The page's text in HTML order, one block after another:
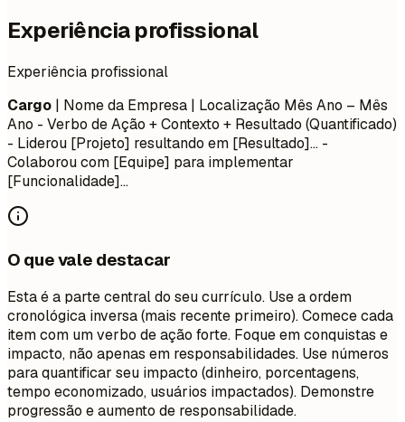
Experiência profissional
Experiência profissional
Cargo | Nome da Empresa | Localização Mês Ano – Mês
Ano - Verbo de Ação + Contexto + Resultado (Quantificado)
- Liderou [Projeto] resultando em [Resultado]... -
Colaborou com [Equipe] para implementar
[Funcionalidade]...
O que vale destacar
Esta é a parte central do seu currículo. Use a ordem
cronológica inversa (mais recente primeiro). Comece cada
item com um verbo de ação forte. Foque em conquistas e
impacto, não apenas em responsabilidades. Use números
para quantificar seu impacto (dinheiro, porcentagens,
tempo economizado, usuários impactados). Demonstre
progressão e aumento de responsabilidade.